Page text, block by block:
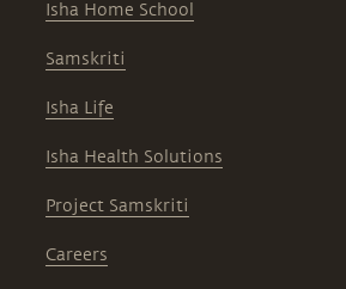
Isha Home School
Samskriti
Isha Life
Isha Health Solutions
Project Samskriti
Careers